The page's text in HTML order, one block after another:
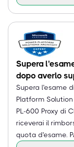
Supera
dopo averlo
Supera l'esame
Platform
PL-600 Proxy di
riceverai il
quota d'esame.